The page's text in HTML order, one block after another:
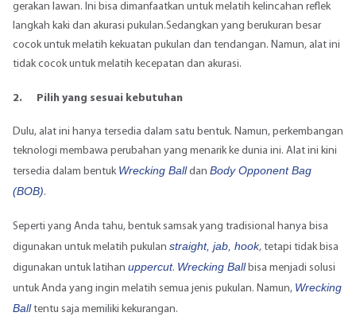
gerakan lawan. Ini bisa dimanfaatkan untuk melatih kelincahan reflek
langkah kaki dan akurasi pukulan.Sedangkan yang berukuran besar
cocok untuk melatih kekuatan pukulan dan tendangan. Namun, alat ini
tidak cocok untuk melatih kecepatan dan akurasi.
2. Pilih yang sesuai kebutuhan
Dulu, alat ini hanya tersedia dalam satu bentuk. Namun, perkembangan
teknologi membawa perubahan yang menarik ke dunia ini. Alat ini kini
tersedia dalam bentuk Wrecking Balldan Body Opponent Bag
(BOB).
Seperti yang Anda tahu, bentuk samsak yang tradisional hanya bisa
digunakan untuk melatih pukulan straight, jab, hook, tetapi tidak bisa
digunakan untuk latihan uppercut. Wrecking Ballbisa menjadi solusi
untuk Anda yang ingin melatih semua jenis pukulan. Namun, Wrecking
Balltentu saja memiliki kekurangan.